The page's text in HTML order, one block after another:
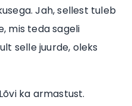
Jah, sellest tuleb
mis teda sageli
selle juurde, oleks
ka armastust.